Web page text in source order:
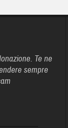
Te ne
sempre